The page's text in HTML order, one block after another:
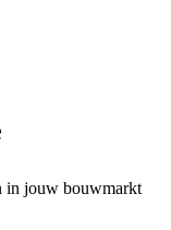
in jouw bouwmarkt